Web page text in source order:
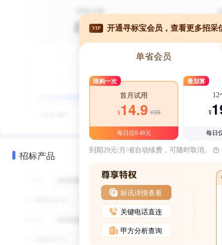
招标产品
VIP 开通寻标宝会员，查看更多招采
单省会员
限购一次
首月试用
¥14.9 ¥39
每日仅0.48元
最划算
12
¥
每日
到期29元/月/省自动续费，可随时取消。
标讯详情查看
关键电话直连
甲方分析查询